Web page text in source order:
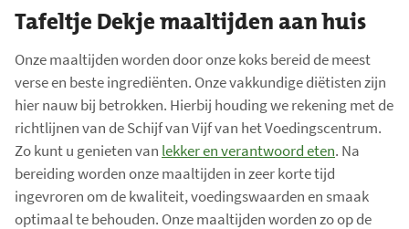
t
a
a
l
a
a
n
t
a
Tafeltje Dekje maaltijden aan huis
Onze maaltijden worden door onze koks bereid de meest
verse en beste ingrediënten. Onze vakkundige diëtisten zijn
hier nauw bij betrokken. Hierbij houding we rekening met de
richtlijnen van de Schijf van Vijf van het Voedingscentrum.
Zo kunt u genieten van lekker en verantwoord eten. Na
bereiding worden onze maaltijden in zeer korte tijd
ingevroren om de kwaliteit, voedingswaarden en smaak
optimaal te behouden. Onze maaltijden worden zo op de